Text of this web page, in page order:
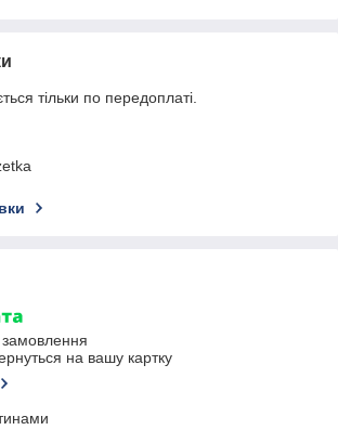
тільки по передоплаті.
на вашу картку